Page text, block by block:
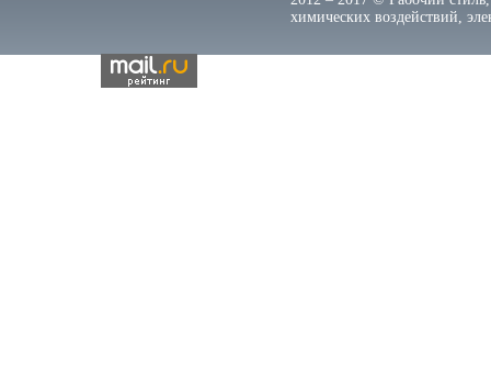
химических воздействий,